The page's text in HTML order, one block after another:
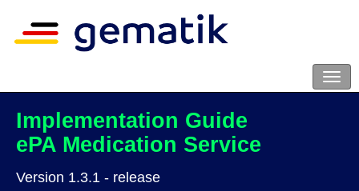
Implementation Guide
ePA Medication Service
Version 1.3.1 - release